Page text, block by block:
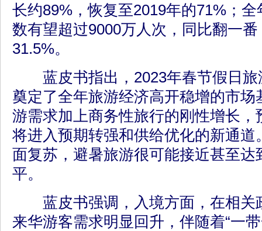
长约89%，恢复至2019年的71%；
数有望超过9000万人次，同比翻一
31.5%。
蓝皮书指出，2023年春节假日旅
奠定了全年旅游经济高开稳增的市
游需求加上商务性旅行的刚性增长，
将进入预期转强和供给优化的新通道
面复苏，避暑旅游很可能接近甚至达
平。
蓝皮书强调，入境方面，在相关
来华游客需求明显回升，伴随着“一